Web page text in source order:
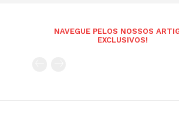
NAVEGUE PELOS NOSSOS
EXCLUSIVOS!